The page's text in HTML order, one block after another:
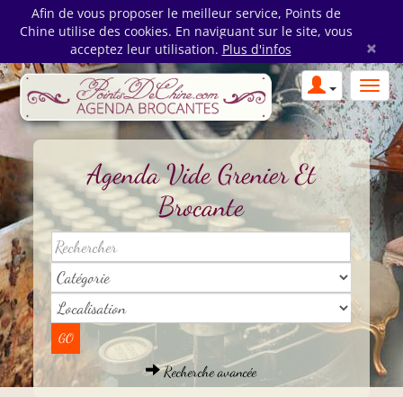
Afin de vous proposer le meilleur service, Points de
Chine utilise des cookies. En naviguant sur le site, vous
acceptez leur utilisation. Plus d'infos ×
Agenda Vide Grenier Et
Brocante
Recherche avancée